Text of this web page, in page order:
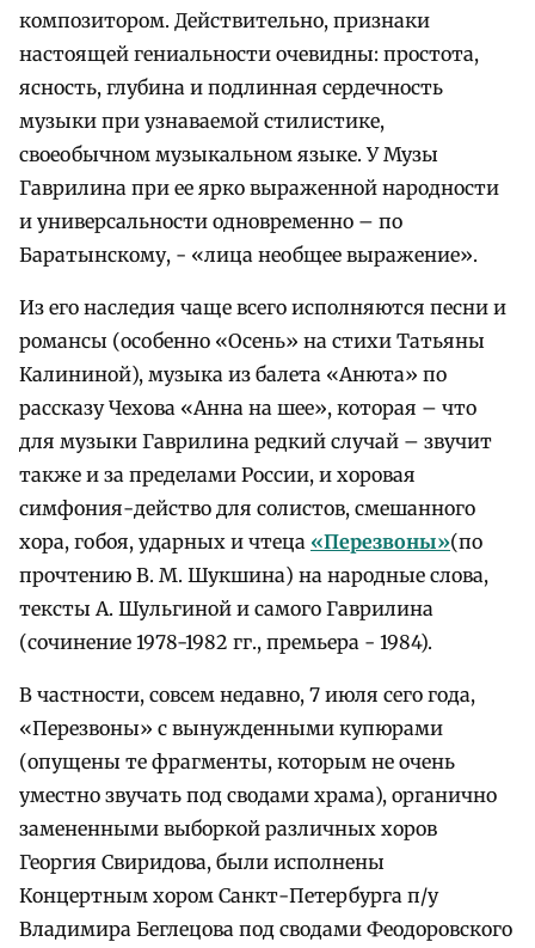
композитором. Действительно, признаки
настоящей гениальности очевидны: простота,
ясность, глубина и подлинная сердечность
музыки при узнаваемой стилистике,
своеобычном музыкальном языке. У Музы
Гаврилина при ее ярко выраженной народности
и универсальности одновременно – по
Баратынскому, - «лица необщее выражение».
Из его наследия чаще всего исполняются песни и
романсы (особенно «Осень» на стихи Татьяны
Калининой), музыка из балета «Анюта» по
рассказу Чехова «Анна на шее», которая – что
для музыки Гаврилина редкий случай – звучит
также и за пределами России, и хоровая
симфония-действо для солистов, смешанного
хора, гобоя, ударных и чтеца «Перезвоны»(по
прочтению В. М. Шукшина) на народные слова,
тексты А. Шульгиной и самого Гаврилина
(сочинение 1978-1982 гг., премьера - 1984).
В частности, совсем недавно, 7 июля сего года,
«Перезвоны» с вынужденными купюрами
(опущены те фрагменты, которым не очень
уместно звучать под сводами храма), органично
замененными выборкой различных хоров
Георгия Свиридова, были исполнены
Концертным хором Санкт-Петербурга п/у
Владимира Беглецова под сводами Феодоровского